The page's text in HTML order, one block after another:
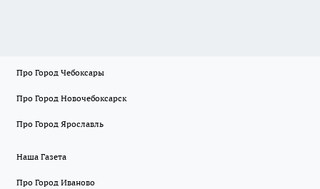
Про Город Чебоксары
Про Город Новочебоксарск
Про Город Ярославль
Наша Газета
Про Город Иваново